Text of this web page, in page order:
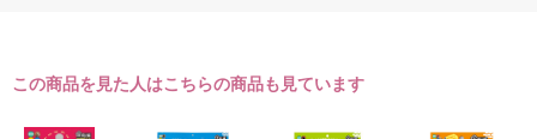
この商品を見た人はこちらの商品も見ています